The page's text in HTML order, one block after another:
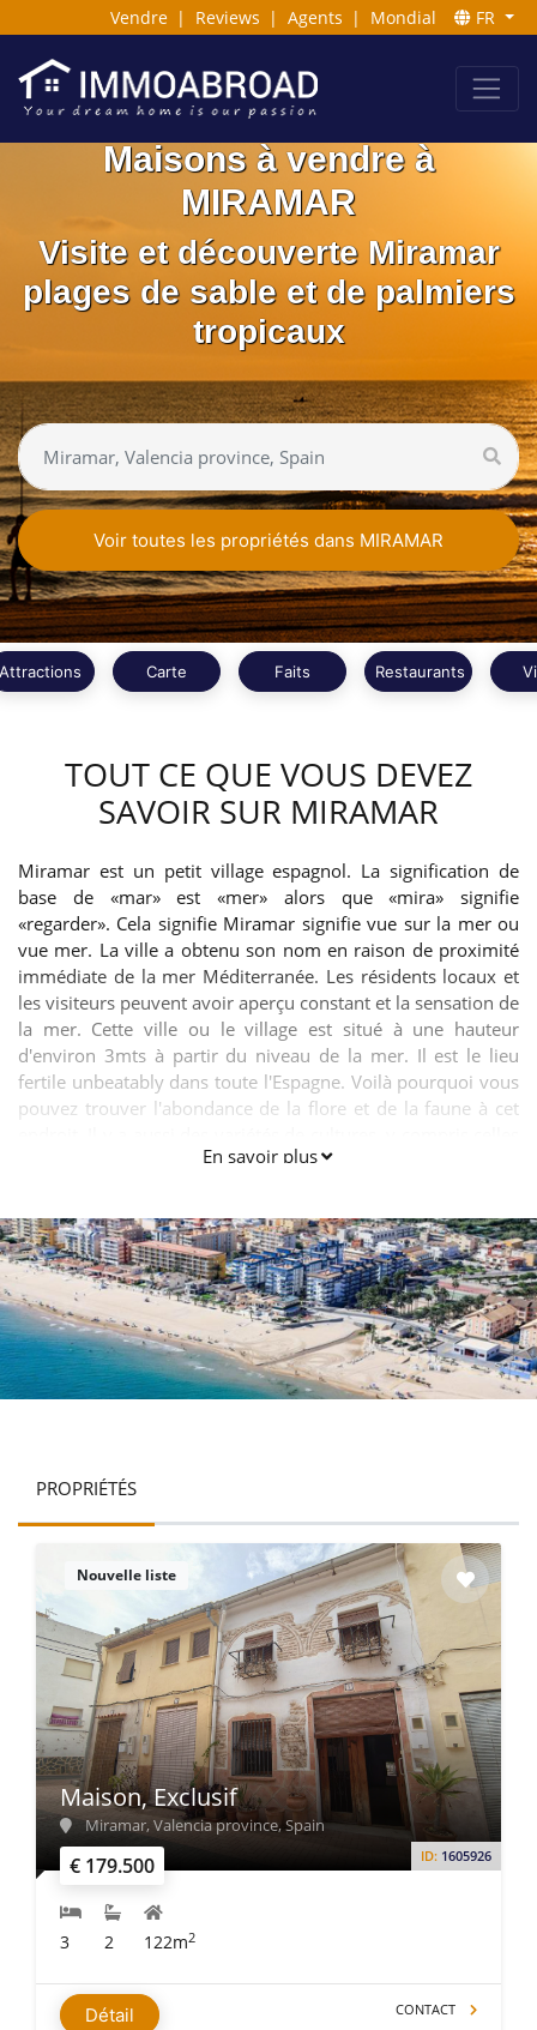
Vendre | Reviews | Agents | Mondial FR
Maisons à vendre à
MIRAMAR
Visite et découverte Miramar
plages de sable et de palmiers
tropicaux
Voir toutes les propriétés dans MIRAMAR
Attractions Carte Faits Restaurants
TOUT CE QUE VOUS DEVEZ
SAVOIR SUR MIRAMAR
Miramar est un petit village espagnol. La signification de
base de «mar» est «mer» alors que «mira» signifie
«regarder». Cela signifie Miramar signifie vue sur la mer ou
vue mer. La ville a obtenu son nom en raison de proximité
immédiate de la mer Méditerranée. Les résidents locaux et
les visiteurs peuvent avoir aperçu constant et la sensation de
la mer. Cette ville ou le village est situé à une hauteur
d'environ 3mts à partir du niveau de la mer. Il est le lieu
fertile unbeatably dans toute l'Espagne. Voilà pourquoi vous
pouvez trouver l'abondance de la flore et de la faune à cet
des fruits, légumes et autres victuailles. La ville est située à
terres de ce village est fertile et donc propice à l'agriculture.
En savoir plus
PROPRIÉTÉS
Nouvelle liste
€ 179.500 ID: 1605926
Maison, Exclusif
Miramar, Valencia province, Spain
3 2 122m2
Détail CONTACT